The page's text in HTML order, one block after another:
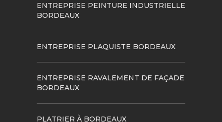
ENTREPRISE PEINTURE INDUSTRIELLE
BORDEAUX
ENTREPRISE PLAQUISTE BORDEAUX
ENTREPRISE RAVALEMENT DE FAÇADE
BORDEAUX
PLATRIER À BORDEAUX